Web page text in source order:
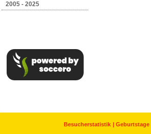
2005 - 2025
Besucherstatistik Geburtstage